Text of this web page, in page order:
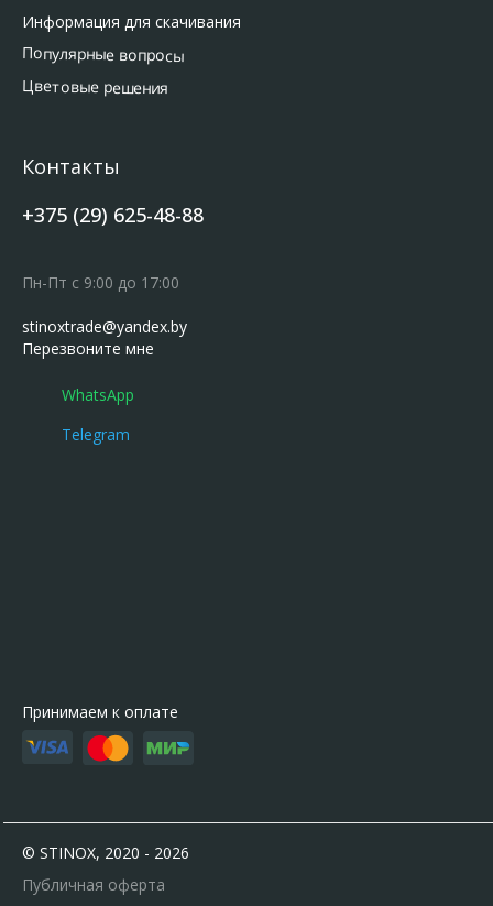
+375 (29) 625-48-88
Перезвоните мне
Информация для скачивания
Популярные вопросы
Публичная оферта
© STINOX, 2020 - 2026
Пн-Пт с 9:00 до 17:00
Контакты
Принимаем к оплате
WhatsApp
Telegram
Цветовые решения
stinoxtrade@yandex.by